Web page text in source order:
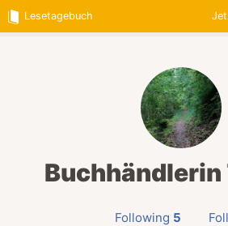
Lesetagebuch
Buchhändlerin
Following 5